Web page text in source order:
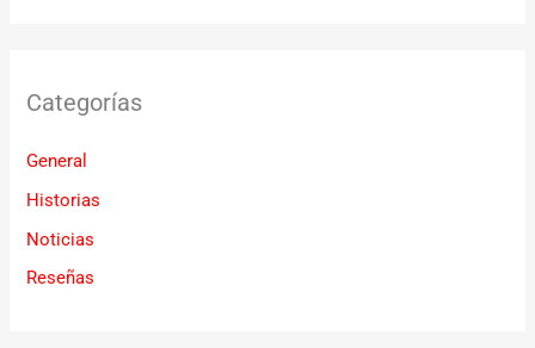
Categorías
General
Historias
Noticias
Reseñas